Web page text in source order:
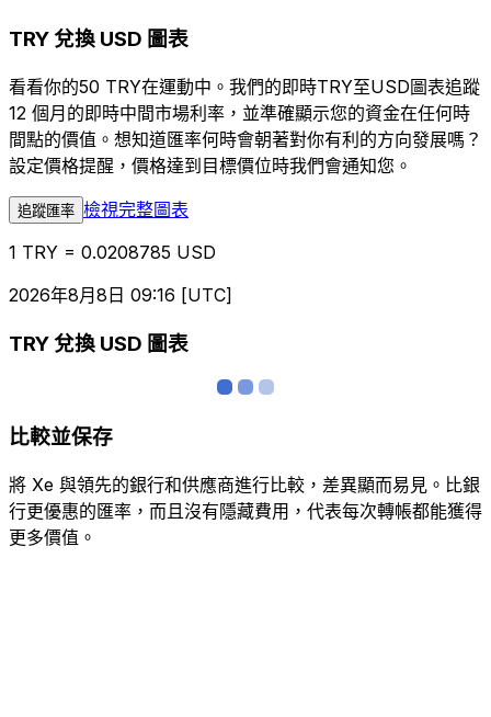
TRY 兌換 USD 圖表
看看你的50 TRY在運動中。我們的即時TRY至USD圖表追蹤
12 個月的即時中間市場利率，並準確顯示您的資金在任何時
間點的價值。想知道匯率何時會朝著對你有利的方向發展嗎？
設定價格提醒，價格達到目標價位時我們會通知您。
追蹤匯率 檢視完整圖表
1 TRY = 0.0208785 USD
2026年8月8日 09:16 [UTC]
TRY 兌換 USD 圖表
比較並保存
將 Xe 與領先的銀行和供應商進行比較，差異顯而易見。比銀
行更優惠的匯率，而且沒有隱藏費用，代表每次轉帳都能獲得
更多價值。